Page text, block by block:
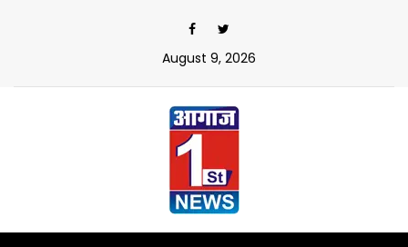
August 9, 2026